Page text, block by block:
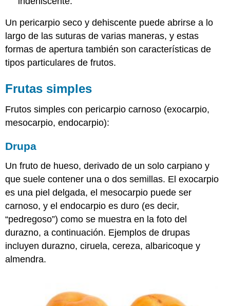
Un pericarpio seco y dehiscente puede abrirse a lo
largo de las suturas de varias maneras, y estas
formas de apertura también son características de
tipos particulares de frutos.
Frutas simples
Frutos simples con pericarpio carnoso (exocarpio,
mesocarpio, endocarpio):
Drupa
Un fruto de hueso, derivado de un solo carpiano y
que suele contener una o dos semillas. El exocarpio
es una piel delgada, el mesocarpio puede ser
carnoso, y el endocarpio es duro (es decir,
“pedregoso”) como se muestra en la foto del
durazno, a continuación. Ejemplos de drupas
incluyen durazno, ciruela, cereza, albaricoque y
almendra.